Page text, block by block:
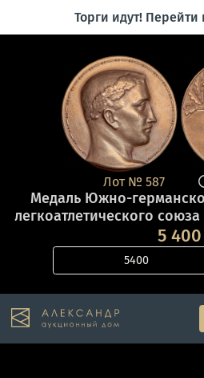
Торги идут! Перейти
Лот № 587
Медаль Южно-
легкоатлетического
5 400